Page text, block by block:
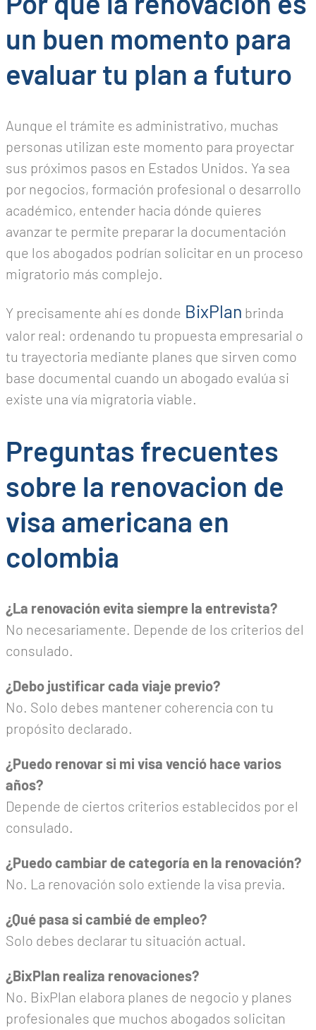
un buen momento para
evaluar tu plan a futuro
Aunque el trámite es administrativo, muchas
personas utilizan este momento para proyectar
sus próximos pasos en Estados Unidos. Ya sea
por negocios, formación profesional o desarrollo
académico, entender hacia dónde quieres
avanzar te permite preparar la documentación
que los abogados podrían solicitar en un proceso
migratorio más complejo.
Y precisamente ahí es donde BixPlan brinda
valor real: ordenando tu propuesta empresarial o
tu trayectoria mediante planes que sirven como
base documental cuando un abogado evalúa si
existe una vía migratoria viable.
Preguntas frecuentes
sobre la renovacion de
visa americana en
colombia
¿La renovación evita siempre la entrevista?
No necesariamente. Depende de los criterios del
consulado.
¿Debo justificar cada viaje previo?
No. Solo debes mantener coherencia con tu
propósito declarado.
¿Puedo renovar si mi visa venció hace varios
años?
Depende de ciertos criterios establecidos por el
consulado.
¿Puedo cambiar de categoría en la renovación?
No. La renovación solo extiende la visa previa.
¿Qué pasa si cambié de empleo?
Solo debes declarar tu situación actual.
¿BixPlan realiza renovaciones?
No. BixPlan elabora planes de negocio y planes
profesionales que muchos abogados solicitan